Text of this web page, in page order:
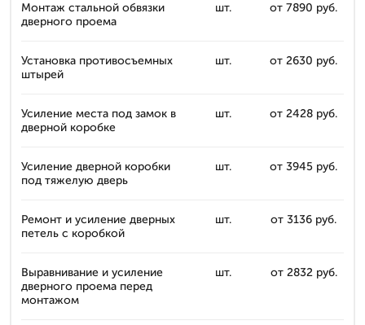
Монтаж стальной обвязки
дверного проема
шт. от 7890 руб.
Установка противосъемных
штырей
шт. от 2630 руб.
Усиление места под замок в
дверной коробке
шт. от 2428 руб.
Усиление дверной коробки
под тяжелую дверь
шт. от 3945 руб.
Ремонт и усиление дверных
петель с коробкой
шт. от 3136 руб.
Выравнивание и усиление
дверного проема перед
монтажом
шт. от 2832 руб.